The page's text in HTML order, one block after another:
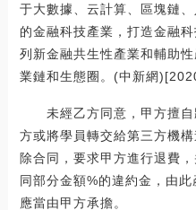
于大數據、云計算、區塊鏈
的金融科技產業，打造金融
列新金融共生性產業和輔助
業鏈和生態圈。(中新網
未經乙方同意，甲方擅自
方或將學員轉交給第三方機
除合同，要求甲方進行退費
同部分金額%的違約金，由
應當由甲方承擔。